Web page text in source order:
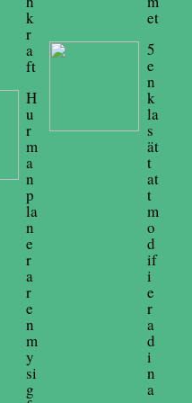
k
r
a
ft
H
u
r
m
a
n
p
la
n
e
r
a
r
e
n
m
y
si
g
et
5
e
n
k
la
s
ät
t
at
t
m
o
d
if
i
e
r
a
d
i
n
a